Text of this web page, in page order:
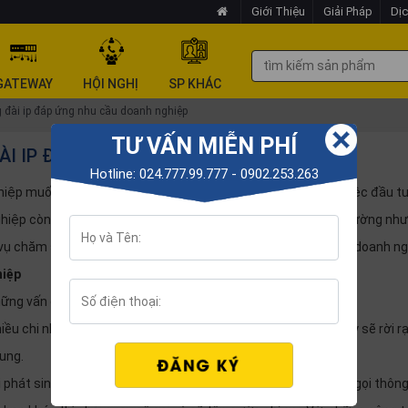
Giới Thiệu Giải Pháp
HỘI NGHỊ SP KHÁC
ip đáp ứng nhu cầu doanh nghiệp
IP ĐÁP ỨNG NHU CẦU DOANH NGHIỆP
muốn có hệ thống quản lý chuyên nghiệp, hiệu quả. Và việc đầu
còn băn khoăn, lúng túng. Vì thế,giải pháp tổng đài ip
dường
chăm sóc khách hàng vừa đảm bảo ngân sách đầu tư của doanh
vấn đề sau đây:
chi nhánh mà không có tổng đài thì hoạt động của công ty sẽ rời
sinh giữa các chi nhánh của công ty đều là những cuộc gọi thông
TƯ VẤN MIỄN PHÍ
Hotline: 024.777.99.777 - 0902.253.263